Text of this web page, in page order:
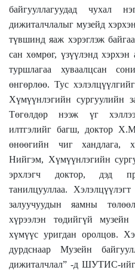
байгууллагуудад чухал
дижиталчлалыг музейд
түвшинд яаж хэрэглэж
сан хөмрөг, үзүүлэнд
туршлагаа хуваалцсан
өнгөрлөө. Тус
Хүмүүнлэгийн сургуулийн
Төгөлдөр нээж үг
илтгэлийг багш, доктор
өнөөгийн чиг хандлага,
Нийгэм, Хүмүүнлэгийн
эрхлэгч доктор, дэд
танилцууллаа.
залуучуудын яамны
хүрээлэн төдийгүй
хүмүүс уригдан оролцов.
дурдснаар Музейн
дижиталчлал” -д ШУТИС-ийг